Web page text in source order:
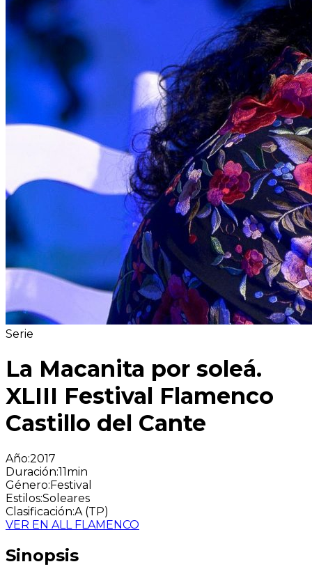
Serie
La Macanita por soleá.
XLIII Festival Flamenco
Castillo del Cante
Año:2017
Duración:11min
Género:Festival
Estilos:Soleares
Clasificación:A (TP)
VER EN ALL FLAMENCO
Sinopsis